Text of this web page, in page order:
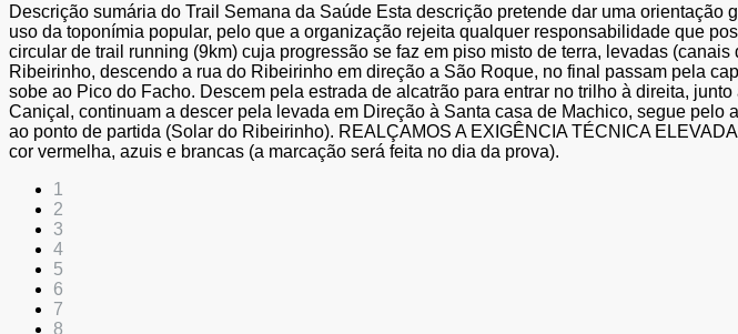
Descrição sumária do Trail Semana da Saúde Esta descrição pretende dar uma
uso da toponímia popular, pelo que a organização rejeita qualquer responsabilidade que
circular de trail running (9km) cuja progressão se faz em piso misto de terra, levadas
Ribeirinho, descendo a rua do Ribeirinho em direção a São Roque, no final passam pela
sobe ao Pico do Facho. Descem pela estrada de alcatrão para entrar no trilho à direita,
Caniçal, continuam a descer pela levada em Direção à Santa casa de Machico, segue
ao ponto de partida (Solar do Ribeirinho). REALÇAMOS A EXIGÊNCIA TÉCNICA
cor vermelha, azuis e brancas (a marcação será feita no dia da prova).
1
2
3
4
5
6
7
8